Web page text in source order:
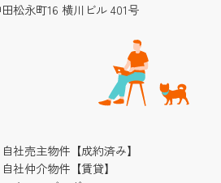
松永町16 横川ビル 401号
自社売主物件【成約済み】
自社仲介物件【賃貸】